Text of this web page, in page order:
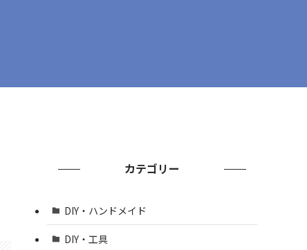
カテゴリー
DIY・ハンドメイド
DIY・工具